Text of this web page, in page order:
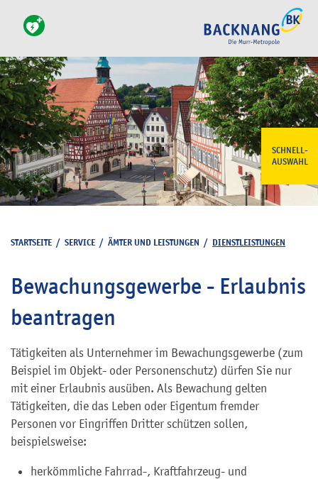
SCHNELL-
AUSWAHL
STARTSEITE / SERVICE / ÄMTER UND LEISTUNGEN / DIENSTLEISTUNGEN
Bewachungsgewerbe - Erlaubnis
beantragen
Tätigkeiten als Unternehmer im Bewachungsgewerbe (zum
Beispiel im Objekt- oder Personenschutz) dürfen Sie nur
mit einer Erlaubnis ausüben. Als Bewachung gelten
Tätigkeiten, die das Leben oder Eigentum fremder
Personen vor Eingriffen Dritter schützen sollen,
beispielsweise:
herkömmliche Fahrrad-, Kraftfahrzeug- und